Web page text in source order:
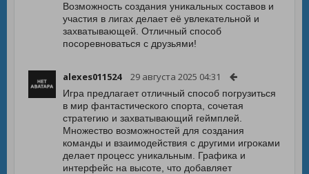
Возможность создания уникальных составов и
участия в лигах делает её увлекательной и
захватывающей. Отличный способ
посоревноваться с друзьями!
alexes011524 29 августа 2025 04:31
Игра предлагает отличный способ погрузиться
в мир фантастического спорта, сочетая
стратегию и захватывающий геймплей.
Множество возможностей для создания
команды и взаимодействия с другими игроками
делает процесс уникальным. Графика и
интерфейс на высоте, что добавляет